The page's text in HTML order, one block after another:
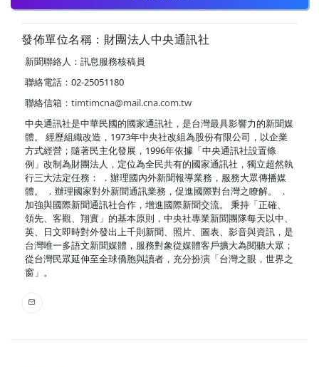
發佈單位名稱：財團法人中央通訊社
新聞聯絡人：訊息服務核稿員
聯絡電話：02-25051180
聯絡信箱： timtimcna@mail.cna.com.tw
中央通訊社是中華民國的國家通訊社，是台灣最具影響力的新聞媒
體。 經歷組織改造，1973年中央社改組為股份有限公司，以企業
方式經營；隨著民主化發展，1996年依據「中央通訊社設置條
例」改制為財團法人，定位為全民共有的國家通訊社，獨立超然執
行三大法定任務： ．辦理國內外新聞報導業務，服務大眾傳播媒
體。 ．辦理國家對外新聞通訊業務，促進國際對台灣之瞭解。 ．
加強與國際新聞通訊社合作，增進國際新聞交流。 秉持「正確、
領先、客觀、翔實」的基本原則，中央社專業新聞團隊每天以中、
英、日文即時對外發出上千則新聞、照片、圖表、影音與資訊，是
台灣唯一多語文新聞媒體，服務對象從媒體客戶擴大為閱聽大眾；
從台灣民眾延伸至全球僑胞與讀者，充分扮演「台灣之眼，世界之
窗」。